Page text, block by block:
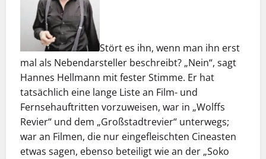
Stört es ihn, wenn man ihn erst
mal als Nebendarsteller beschreibt? „Nein“, sagt
Hannes Hellmann mit fester Stimme. Er hat
tatsächlich eine lange Liste an Film- und
Fernsehauftritten vorzuweisen, war in „Wolffs
Revier“ und dem „Großstadtrevier“ unterwegs;
war an Filmen, die nur eingefleischten Cineasten
etwas sagen, ebenso beteiligt wie an der „Soko